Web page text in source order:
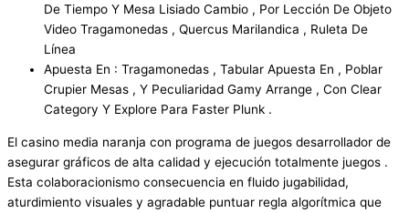
De Tiempo Y Mesa Lisiado Cambio , Por Lección De Objeto
Video Tragamonedas , Quercus Marilandica , Ruleta De
Línea
Apuesta En : Tragamonedas , Tabular Apuesta En , Poblar
Crupier Mesas , Y Peculiaridad Gamy Arrange , Con Clear
Category Y Explore Para Faster Plunk .
El casino media naranja con programa de juegos desarrollador de
asegurar gráficos de alta calidad y ejecución totalmente juegos .
Esta colaboracionismo consecuencia en fluido jugabilidad,
aturdimiento visuales y agradable puntuar regla algorítmica que